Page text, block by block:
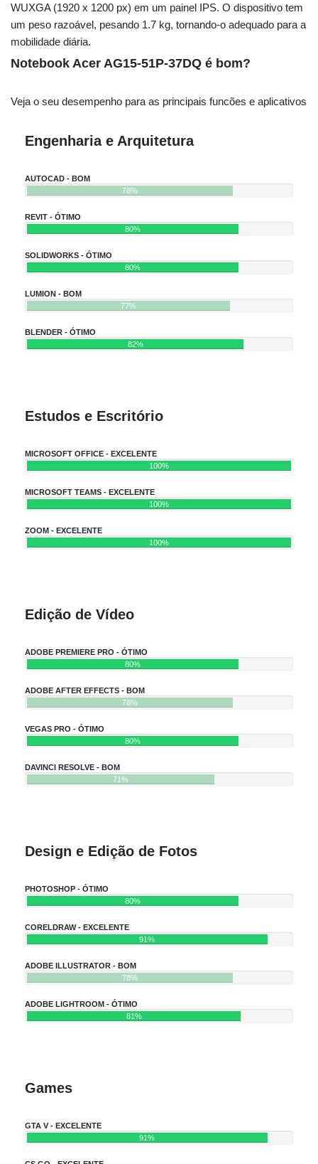
WUXGA (1920 x 1200 px) em um painel IPS. O dispositivo tem
um peso razoável, pesando 1.7 kg, tornando-o adequado para a
mobilidade diária.
Notebook Acer AG15-51P-37DQ é bom?
Veja o seu desempenho para as principais funcões e aplicativos
Engenharia e Arquitetura
AUTOCAD - BOM
78%
REVIT - ÓTIMO
80%
SOLIDWORKS - ÓTIMO
80%
LUMION - BOM
77%
BLENDER - ÓTIMO
82%
Estudos e Escritório
MICROSOFT OFFICE - EXCELENTE
100%
MICROSOFT TEAMS - EXCELENTE
100%
ZOOM - EXCELENTE
100%
Edição de Vídeo
ADOBE PREMIERE PRO - ÓTIMO
80%
ADOBE AFTER EFFECTS - BOM
78%
VEGAS PRO - ÓTIMO
80%
DAVINCI RESOLVE - BOM
71%
Design e Edição de Fotos
PHOTOSHOP - ÓTIMO
80%
CORELDRAW - EXCELENTE
91%
ADOBE ILLUSTRATOR - BOM
78%
ADOBE LIGHTROOM - ÓTIMO
81%
Games
GTA V - EXCELENTE
91%